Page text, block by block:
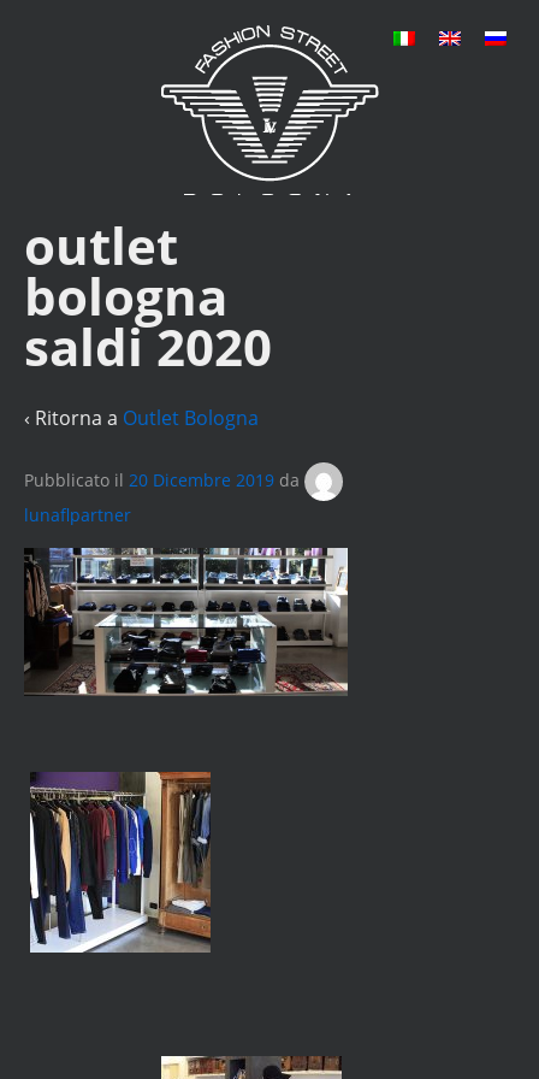
outlet
bologna
saldi 2020
‹ Ritorna a Outlet Bologna
Pubblicato il 20 Dicembre 2019 da
lunaflpartner